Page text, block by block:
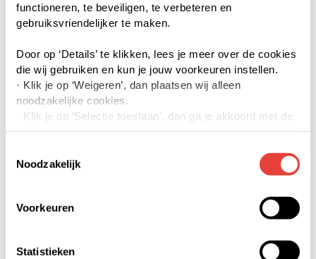
functioneren, te beveiligen, te verbeteren en
gebruiksvriendelijker te maken.
Door op ‘Details’ te klikken, lees je meer over de cookies
die wij gebruiken en kun je jouw voorkeuren instellen.
· Klik je op ‘Weigeren’, dan plaatsen wij alleen
noodzakelijke cookies.
· Klik je op ‘Selectie toestaan’, dan ga je akkoord met de
door jouw aangevinkte cookies. Je kunt meer lezen over
· Klik je op ‘Accepteren’, dan ga je akkoord met het
Je kunt jouw toestemming op elk moment intrekken of te
Noodzakelijk
Voorkeuren
Statistieken
De toegang naar de bouwplaats ligt aan de
Wenckenbachstraat
waar je makkelijk kunt parkeren.